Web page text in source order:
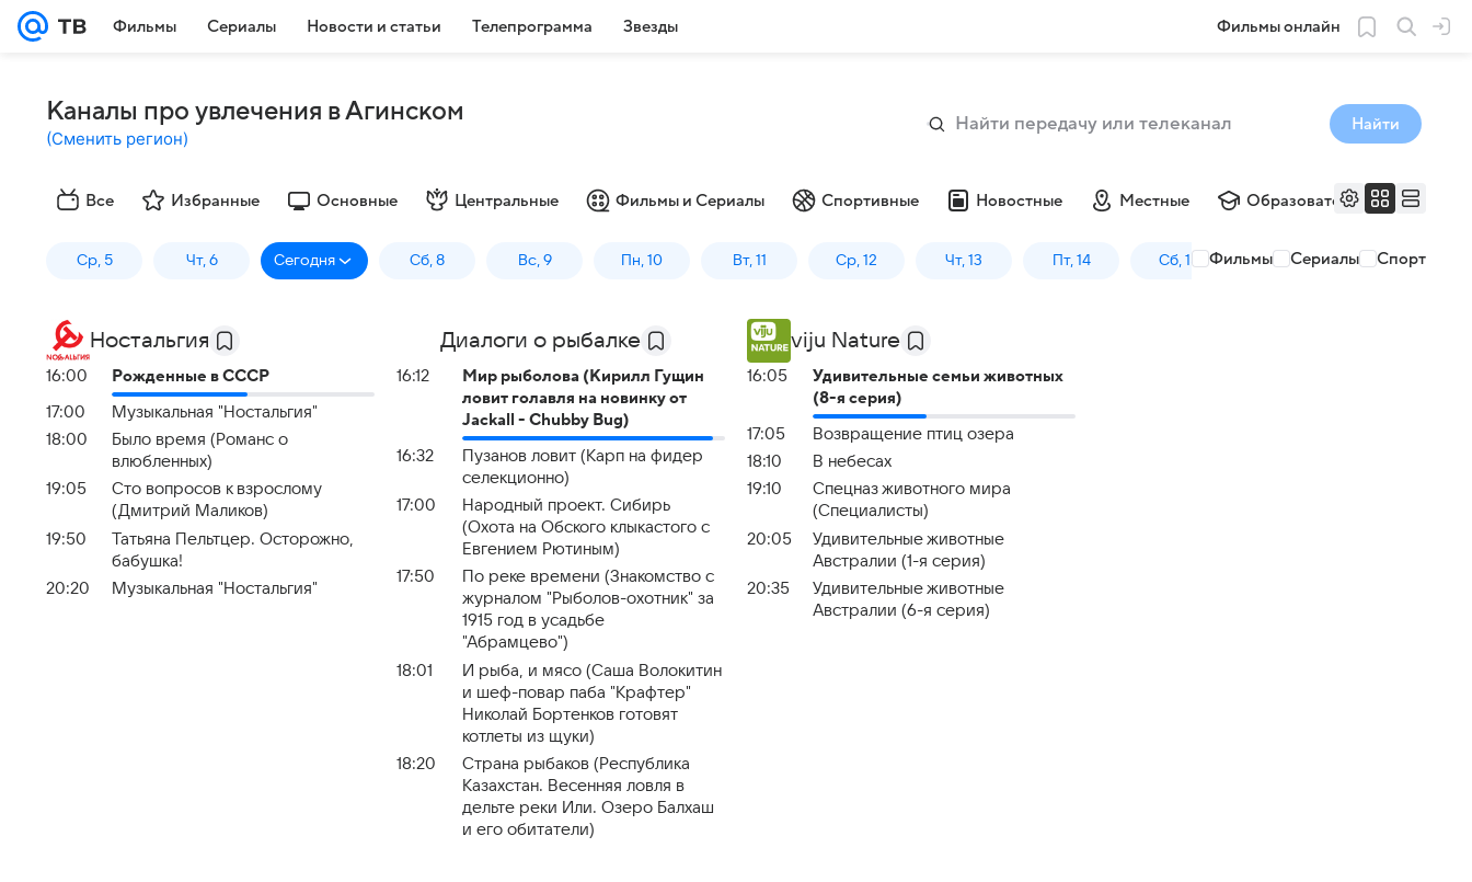
Фильмы Сериалы Новости и статьи Телепрограмма Звезды Фильмы онлайн
Каналы про увлечения в Агинском
(Сменить регион)
Найти
Все Избранные Основные Центральные Фильмы и Сериалы Спортивные Новостные Местные Образовательные
Ср, 5 Чт, 6 Сегодня Сб, 8 Вс, 9 Пн, 10 Вт, 11 Ср, 12 Чт, 13 Пт, 14 Сб, 15 Вс, 16 Пн, 17
Фильмы Сериалы Спорт
Ностальгия
16:00 Рожденные в СССР
17:00
Музыкальная "Ностальгия"
18:00
Было время (Романс о
влюбленных)
19:05
Сто вопросов к взрослому
(Дмитрий Маликов)
19:50
Татьяна Пельтцер. Осторожно,
бабушка!
20:20
Музыкальная "Ностальгия"
Диалоги о рыбалке
16:12
Мир рыболова (Кирилл Гущин
ловит голавля на новинку от
Jackall - Chubby Bug)
16:32
Пузанов ловит (Карп на фидер
селекционно)
17:00
Народный проект. Сибирь
(Охота на Обского клыкастого с
Евгением Рютиным)
17:50
По реке времени (Знакомство с
журналом "Рыболов-охотник" за
1915 год в усадьбе
"Абрамцево")
18:01
И рыба, и мясо (Саша Волокитин
и шеф-повар паба "Крафтер"
Николай Бортенков готовят
котлеты из щуки)
18:20
Страна рыбаков (Республика
Казахстан. Весенняя ловля в
дельте реки Или. Озеро Балхаш
и его обитатели)
viju Nature
16:05
Удивительные семьи животных
(8-я серия)
17:05
Возвращение птиц озера
18:10
В небесах
19:10
Спецназ животного мира
(Специалисты)
20:05
Удивительные животные
Австралии (1-я серия)
20:35
Удивительные животные
Австралии (6-я серия)